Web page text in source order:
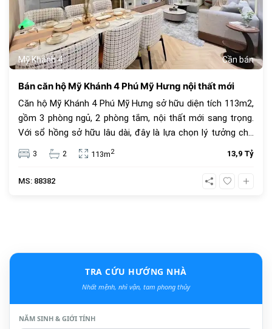
Mỹ Khánh 4 Cần bán
Bán căn hộ Mỹ Khánh 4 Phú Mỹ Hưng nội thất mới
Căn hộ Mỹ Khánh 4 Phú Mỹ Hưng sở hữu diện tích 113m2,
gồm 3 phòng ngủ, 2 phòng tắm, nội thất mới sang trọng.
Với sổ hồng sở hữu lâu dài, đây là lựa chọn lý tưởng cho
an cư và đầu tư. Giá bán 13.9 tỷ đồng, vị trí trung tâm, tiện
ích đầy đủ.
3 2 113m2 13,9 Tỷ
MS: 88382
TRA CỨU HƯỚNG NHÀ
Nhất mệnh, nhì vận, tam phong thủy
NĂM SINH & GIỚI TÍNH